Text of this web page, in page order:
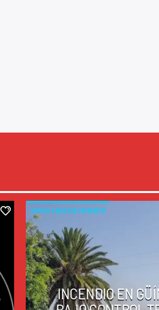
SANTA CRUZ DE TENERIFE
INCENDIO EN